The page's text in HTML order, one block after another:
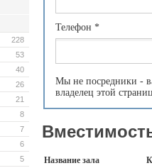
228
53
40
26
21
8
7
6
5
Телефон *
Мы не посредники -
владелец этой
Название зала